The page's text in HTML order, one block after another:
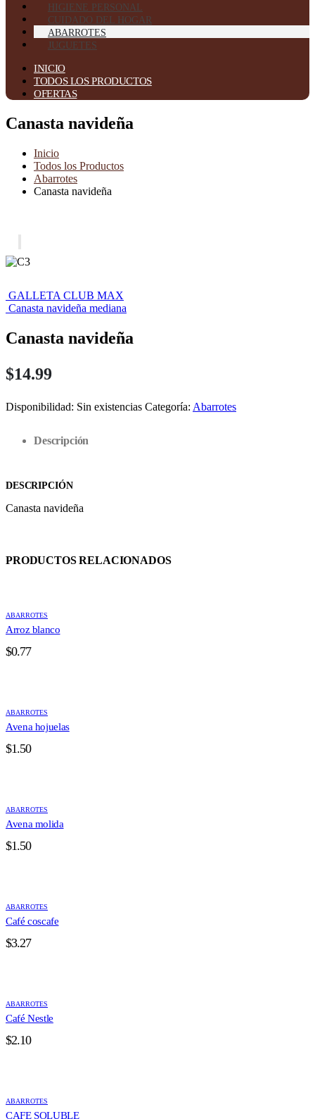
HIGIENE PERSONAL
CUIDADO DEL HOGAR
ABARROTES
JUGUETES
INICIO
TODOS LOS PRODUCTOS
OFERTAS
Canasta navideña
Inicio
Todos los Productos
Abarrotes
Canasta navideña
GALLETA CLUB MAX
Canasta navideña mediana
Canasta navideña
$14.99
Disponibilidad: Sin existencias Categoría: Abarrotes
Descripción
DESCRIPCIÓN
Canasta navideña
PRODUCTOS RELACIONADOS
ABARROTES
Arroz blanco
$0.77
ABARROTES
Avena hojuelas
$1.50
ABARROTES
Avena molida
$1.50
ABARROTES
Café coscafe
$3.27
ABARROTES
Café Nestle
$2.10
ABARROTES
CAFE SOLUBLE